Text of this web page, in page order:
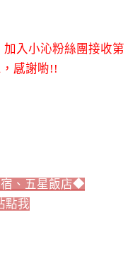
入小沁粉絲團接收第
感謝喲!!
、五星飯店◆
點我